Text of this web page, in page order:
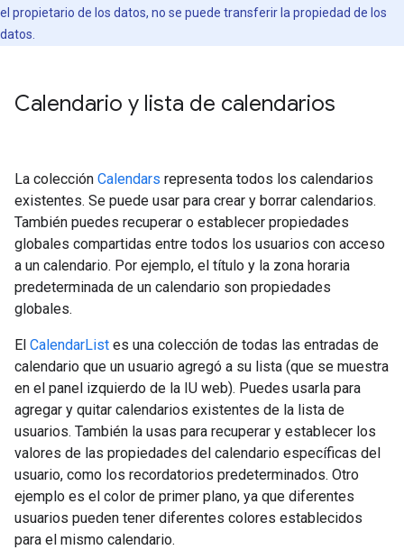
el propietario de los datos, no se puede transferir la propiedad de los
datos.
Calendario y lista de calendarios
La colección Calendars representa todos los calendarios
existentes. Se puede usar para crear y borrar calendarios.
También puedes recuperar o establecer propiedades
globales compartidas entre todos los usuarios con acceso
a un calendario. Por ejemplo, el título y la zona horaria
predeterminada de un calendario son propiedades
globales.
El CalendarList es una colección de todas las entradas de
calendario que un usuario agregó a su lista (que se muestra
en el panel izquierdo de la IU web). Puedes usarla para
agregar y quitar calendarios existentes de la lista de
usuarios. También la usas para recuperar y establecer los
valores de las propiedades del calendario específicas del
usuario, como los recordatorios predeterminados. Otro
ejemplo es el color de primer plano, ya que diferentes
usuarios pueden tener diferentes colores establecidos
para el mismo calendario.